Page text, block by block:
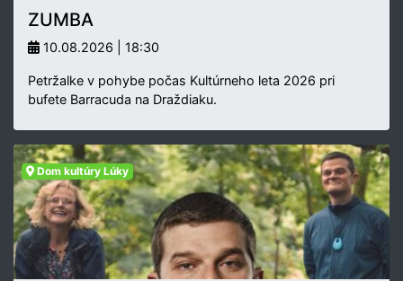
ZUMBA
10.08.2026 | 18:30
Petržalke v pohybe počas Kultúrneho leta 2026 pri
bufete Barracuda na Draždiaku.
Dom kultúry Lúky